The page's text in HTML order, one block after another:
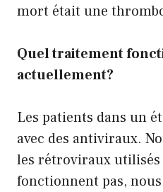
mort était une
Quel traitement
actuellement?
Les patients dans un
avec des antiviraux.
les rétroviraux
fonctionnent pas,